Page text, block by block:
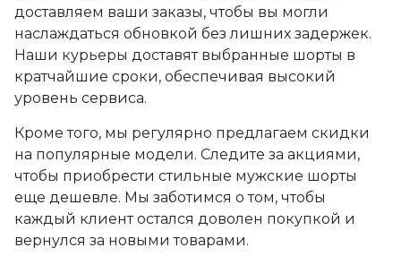
доставляем ваши заказы, чтобы вы могли
наслаждаться обновкой без лишних задержек.
Наши курьеры доставят выбранные шорты в
кратчайшие сроки, обеспечивая высокий
уровень сервиса.
Кроме того, мы регулярно предлагаем скидки
на популярные модели. Следите за акциями,
чтобы приобрести стильные мужские шорты
еще дешевле. Мы заботимся о том, чтобы
каждый клиент остался доволен покупкой и
вернулся за новыми товарами.